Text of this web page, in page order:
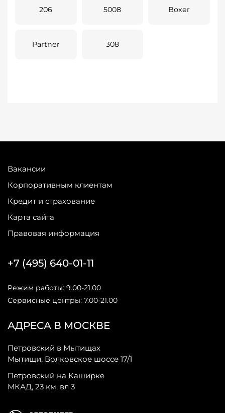
206 5008 Boxer
Partner 308
Вакансии
Корпоративным клиентам
Кредит и страхование
Карта сайта
Правовая информация
АДРЕСА В МОСКВЕ
Петровский в Мытищах
Мытищи, Волковское шоссе 17/1
Петровский на Каширке
МКАД, 23 км, вл 3
+7 (495) 640-01-11
Режим работы: 9.00-21.00
Сервисные центры: 7.00-21.00